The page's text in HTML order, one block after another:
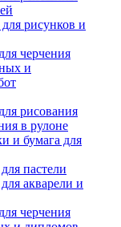
рисунков и
черчения
и
рисования
в рулоне
и бумага для
пастели
акварели и
черчения